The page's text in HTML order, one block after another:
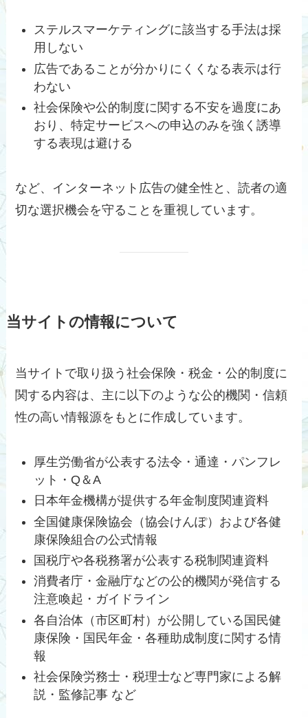
ステルスマーケティングに該当する手法は採
用しない
広告であることが分かりにくくなる表示は行
わない
社会保険や公的制度に関する不安を過度にあ
おり、特定サービスへの申込のみを強く誘導
する表現は避ける
など、インターネット広告の健全性と、読者の適
切な選択機会を守ることを重視しています。
当サイトの情報について
当サイトで取り扱う社会保険・税金・公的制度に
関する内容は、主に以下のような公的機関・信頼
性の高い情報源をもとに作成しています。
厚生労働省が公表する法令・通達・パンフレ
ット・Q＆A
日本年金機構が提供する年金制度関連資料
全国健康保険協会（協会けんぽ）および各健
康保険組合の公式情報
国税庁や各税務署が公表する税制関連資料
消費者庁・金融庁などの公的機関が発信する
注意喚起・ガイドライン
各自治体（市区町村）が公開している国民健
康保険・国民年金・各種助成制度に関する情
報
社会保険労務士・税理士など専門家による解
説・監修記事 など